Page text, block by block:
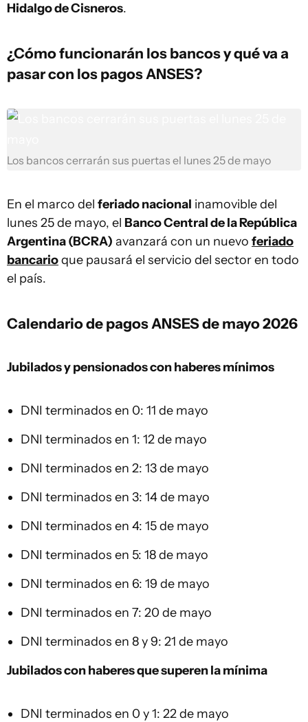
Hidalgo de Cisneros.
¿Cómo funcionarán los bancos y qué va a
pasar con los pagos ANSES?
Los bancos cerrarán sus puertas el lunes 25 de mayo
En el marco del feriado nacional inamovible del
lunes 25 de mayo, el Banco Central de la República
Argentina (BCRA) avanzará con un nuevo feriado
bancarioque pausará el servicio del sector en todo
el país.
Calendario de pagos ANSES de mayo 2026
Jubilados y pensionados con haberes mínimos
DNI terminados en 0: 11 de mayo
DNI terminados en 1: 12 de mayo
DNI terminados en 2: 13 de mayo
DNI terminados en 3: 14 de mayo
DNI terminados en 4: 15 de mayo
DNI terminados en 5: 18 de mayo
DNI terminados en 6: 19 de mayo
DNI terminados en 7: 20 de mayo
DNI terminados en 8 y 9: 21 de mayo
Jubilados con haberes que superen la mínima
DNI terminados en 0 y 1: 22 de mayo